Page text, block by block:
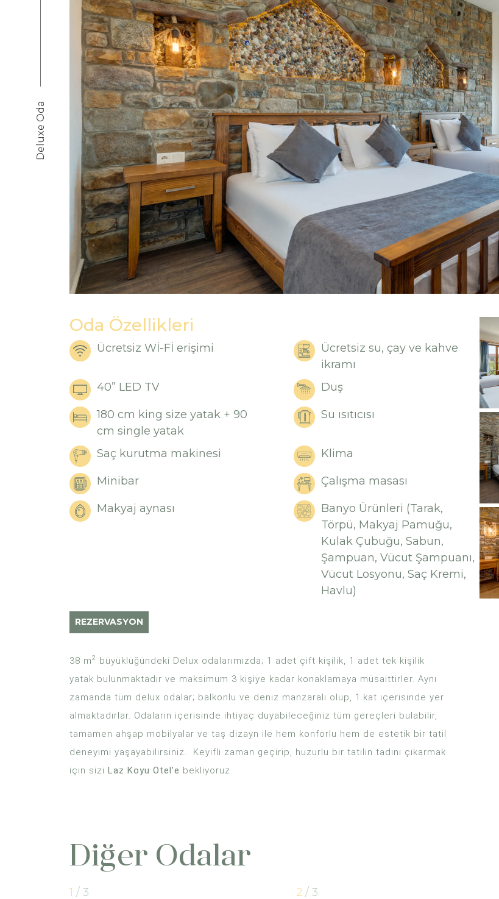
Deluxe Oda
Oda Özellikleri
Ücretsiz Wİ-Fİ erişimi
Ücretsiz su, çay ve kahve
ikramı
40” LED TV
Duş
180 cm king size yatak + 90
cm single yatak
Su ısıtıcısı
Saç kurutma makinesi Klima
Minibar Çalışma masası
Makyaj aynası
Banyo Ürünleri (Tarak,
Törpü, Makyaj Pamuğu,
Kulak Çubuğu, Sabun,
Şampuan, Vücut Şampuanı,
Vücut Losyonu, Saç Kremi,
Havlu)
REZERVASYON
38 m2
büyüklüğündeki Delux odalarımızda; 1 adet çift kişilik, 1 adet tek kişilik
yatak bulunmaktadır ve maksimum 3 kişiye kadar konaklamaya müsaittirler. Aynı
zamanda tüm delux odalar; balkonlu ve deniz manzaralı olup, 1.kat içerisinde yer
almaktadırlar. Odaların içerisinde ihtiyaç duyabileceğiniz tüm gereçleri bulabilir,
tamamen ahşap mobilyalar ve taş dizayn ile hem konforlu hem de estetik bir tatil
deneyimi yaşayabilirsiniz. Keyifli zaman geçirip, huzurlu bir tatilin tadını çıkarmak
için sizi Laz Koyu Otel’e bekliyoruz.
Diğer Odalar
1 / 3 2 / 3